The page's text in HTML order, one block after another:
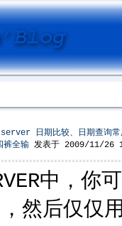
日期比较、日期查询常
裤全输 发表于 2009/11/26
中，你
然后仅仅